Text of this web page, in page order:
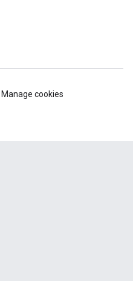
Manage cookies